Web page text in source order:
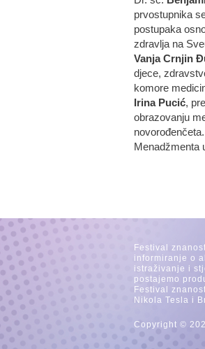
prvostupnika
postupaka
zdravlja na
Vanja Crnjin
djece,
komore
Irina Pucić,
obrazovanju
Menadžmenta
Festival
informiranje o
istraživanje i
postajemo
Festival
Nikola Tesla i
Copyright ©